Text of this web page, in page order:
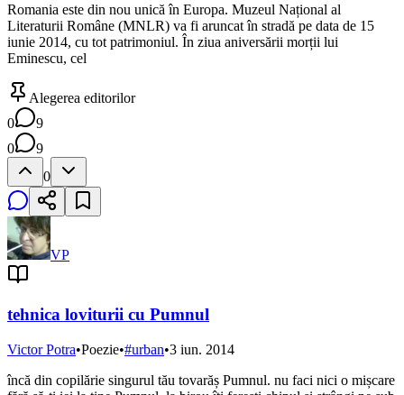
Romania este din nou unică în Europa. Muzeul Național al
Literaturii Române (MNLR) va fi aruncat în stradă pe data de 15
iunie 2014, cu tot patrimoniul. În ziua aniversării morții lui
Eminescu, cel
Alegerea editorilor
0
9
0
9
0
VP
tehnica loviturii cu Pumnul
Victor Potra•Poezie•#urban•3 iun. 2014
încă din copilărie singurul tău tovarăș Pumnul. nu faci nici o mișcare